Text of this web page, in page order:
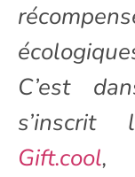
C’est
s’inscrit
Gift.cool,